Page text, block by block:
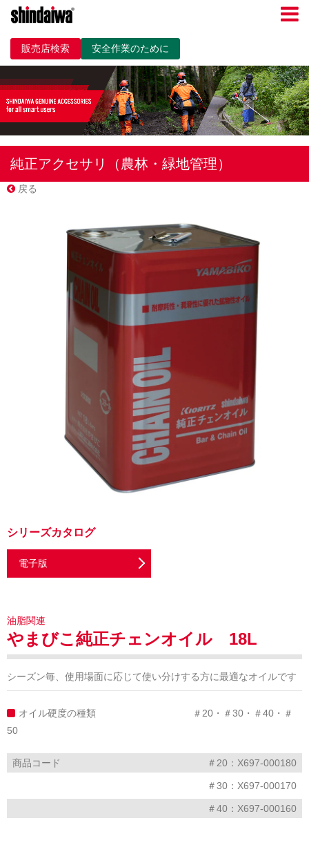
販売店検索 安全作業のために
純正アクセサリ（農林・緑地管理）
戻る
シリーズカタログ
電子版
油脂関連
やまびこ純正チェンオイル 18L
シーズン毎、使用場面に応じて使い分けする方に最適なオイルです
オイル硬度の種類 ＃20・＃30・＃40・＃
50
商品コード ＃20：X697-000180
＃30：X697-000170
＃40：X697-000160